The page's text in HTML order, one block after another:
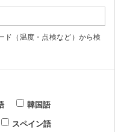
ド（温度・点検など）から検
韓国語
スペイン語